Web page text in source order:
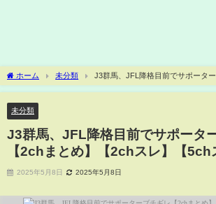
ホーム 未分類
J3群馬、JFL降格目前でサポータ
【2chスレ】【5chスレ】
未分類
J3群馬、JFL降格目前でサポータ
【2chまとめ】【2chスレ】【5ch
2025年5月8日 2025年5月8日